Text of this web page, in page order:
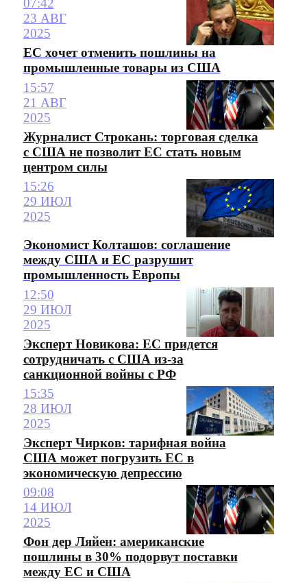
07:42
23 АВГ
2025
ЕС хочет отменить пошлины на
промышленные товары из США
15:57
21 АВГ
2025
Журналист Строкань: торговая сделка
с США не позволит ЕС стать новым
центром силы
15:26
29 ИЮЛ
2025
Экономист Колташов: соглашение
между США и ЕС разрушит
промышленность Европы
12:50
29 ИЮЛ
2025
Эксперт Новикова: ЕС придется
сотрудничать с США из-за
санкционной войны с РФ
15:35
28 ИЮЛ
2025
Эксперт Чирков: тарифная война
США может погрузить ЕС в
экономическую депрессию
09:08
14 ИЮЛ
2025
Фон дер Ляйен: американские
пошлины в 30% подорвут поставки
между ЕС и США